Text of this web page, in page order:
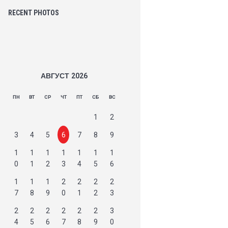
RECENT PHOTOS
АВГУСТ 2026
ПН ВТ СР ЧТ ПТ СБ ВС
1 2
3 4 5 6 7 8 9
1
0
1
1
1
2
1
3
1
4
1
5
1
6
1
7
1
8
1
9
2
0
2
1
2
2
2
3
2
4
2
5
2
6
2
7
2
8
2
9
3
0